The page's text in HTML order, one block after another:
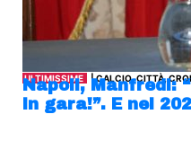
ULTIMISSIME | CALCIO, CITTÀ,
Napoli, Manfredi:
in gara!”. E nel